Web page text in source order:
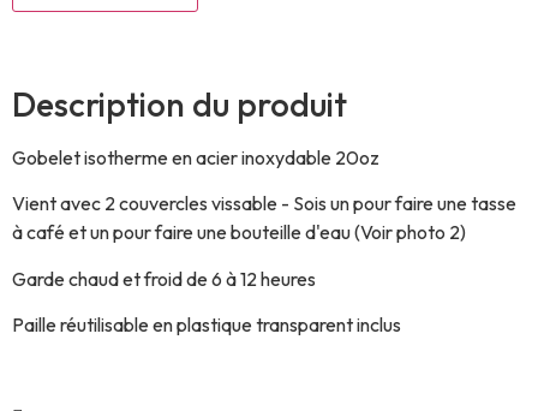
Description du produit
Gobelet isotherme en acier inoxydable 20oz
Vient avec 2 couvercles vissable - Sois un pour faire une tasse
à café et un pour faire une bouteille d'eau (Voir photo 2)
Garde chaud et froid de 6 à 12 heures
Paille réutilisable en plastique transparent inclus